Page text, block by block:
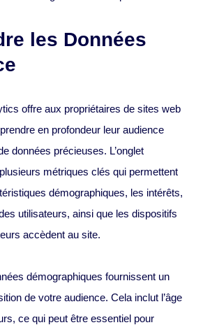
les Données
offre aux propriétaires de sites web
en profondeur leur audience
données précieuses. L’onglet
plusieurs métriques clés qui permettent
démographiques, les intérêts,
utilisateurs, ainsi que les dispositifs
accèdent au site.
démographiques fournissent un
de votre audience. Cela inclut l’âge
ce qui peut être essentiel pour